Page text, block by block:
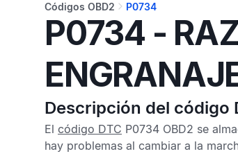
Códigos OBD2 P0734
P0734 -
Descripción del código
El código DTC P0734 OBD2 se
hay problemas al cambiar a la